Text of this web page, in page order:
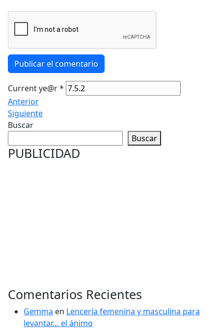
Publicar el comentario
Current ye@r*
Anterior
Siguiente
Buscar
Buscar
PUBLICIDAD
Comentarios Recientes
Gemma en Lencería femenina y masculina para
levantar… el ánimo